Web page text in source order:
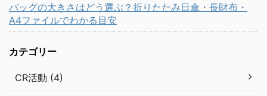
バッグの大きさはどう選ぶ？折りたたみ日傘・長財布・
A4ファイルでわかる目安
カテゴリー
CR活動 (4)